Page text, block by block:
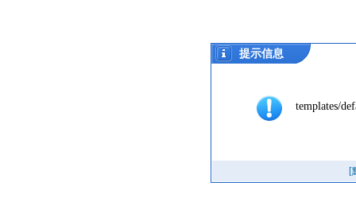
提示信息
templates/
[